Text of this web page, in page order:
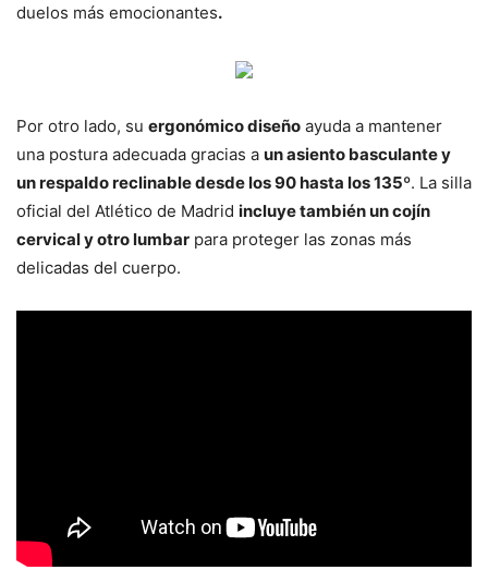
duelos más emocionantes.
Por otro lado, su ergonómico diseño ayuda a mantener
una postura adecuada gracias a un asiento basculante y
un respaldo reclinable desde los 90 hasta los 135º. La silla
oficial del Atlético de Madrid incluye también un cojín
cervical y otro lumbar para proteger las zonas más
delicadas del cuerpo.